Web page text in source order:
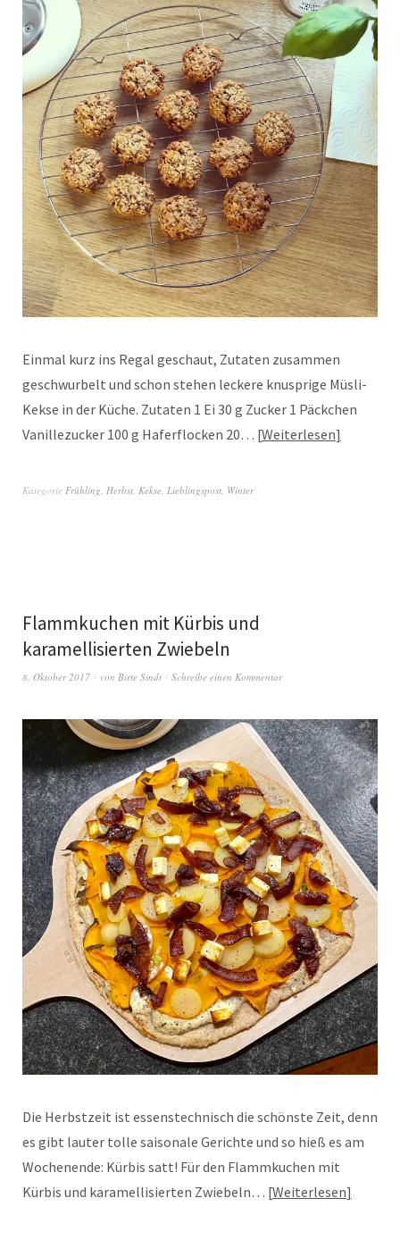
Einmal kurz ins Regal geschaut, Zutaten zusammen
geschwurbelt und schon stehen leckere knusprige Müsli-
Kekse in der Küche. Zutaten 1 Ei 30 g Zucker 1 Päckchen
Vanillezucker 100 g Haferflocken 20… Weiterlesen
Kategorie Frühling, Herbst, Kekse, Lieblingspost, Winter
Flammkuchen mit Kürbis und
karamellisierten Zwiebeln
8. Oktober 2017 von Birte Sindt Schreibe einen Kommentar
Die Herbstzeit ist essenstechnisch die schönste Zeit, denn
es gibt lauter tolle saisonale Gerichte und so hieß es am
Wochenende: Kürbis satt! Für den Flammkuchen mit
Kürbis und karamellisierten Zwiebeln… Weiterlesen